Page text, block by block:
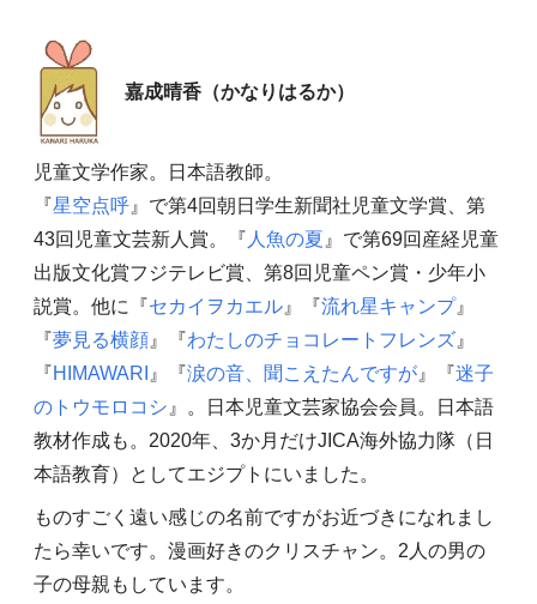
嘉成晴香（かなりはるか）
児童文学作家。日本語教師。
『星空点呼』で第4回朝日学生新聞社児童文学賞、第
43回児童文芸新人賞。『 人魚の夏 』で第69回産経児童
出版文化賞フジテレビ賞、第8回児童ペン賞・少年小
説賞。他に『セカイヲカエル』『流れ星キャンプ』
『夢見る横顔』『わたしのチョコレートフレンズ』
『HIMAWARI 』『涙の音、聞こえたんですが』『迷子
のトウモロコシ 』。日本児童文芸家協会会員。日本語
教材作成も。2020年、3か月だけJICA海外協力隊（日
本語教育）としてエジプトにいました。
ものすごく遠い感じの名前ですがお近づきになれまし
たら幸いです。漫画好きのクリスチャン。2人の男の
子の母親もしています。